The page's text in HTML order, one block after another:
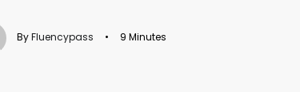
ByFluencypass • 9 Minutes